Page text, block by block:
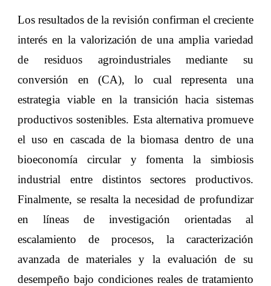
Los resultados de la revisión confirman el creciente
interés en la valorización de una amplia variedad
de residuos agroindustriales mediante su
conversión en (CA), lo cual representa una
estrategia viable en la transición hacia sistemas
productivos sostenibles. Esta alternativa promueve
el uso en cascada de la biomasa dentro de una
bioeconomía circular y fomenta la simbiosis
industrial entre distintos sectores productivos.
Finalmente, se resalta la necesidad de profundizar
en líneas de investigación orientadas al
escalamiento de procesos, la caracterización
avanzada de materiales y la evaluación de su
desempeño bajo condiciones reales de tratamiento